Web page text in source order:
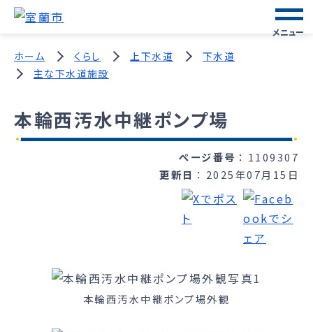
メニュー
ホーム くらし 上下水道
下水道
主な下水道施設
本輪西汚水中継ポンプ場
ページ番号
1109307
更新日
2025年07月15日
本輪西汚水中継ポンプ場外観